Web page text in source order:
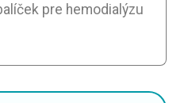
pre hemodialýzu